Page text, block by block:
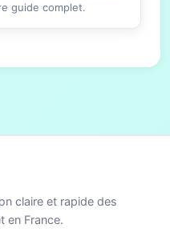
guide complet.
claire et rapide des
en France.